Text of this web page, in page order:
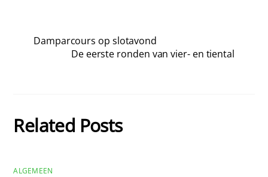
Damparcours op slotavond
De eerste ronden van vier- en tiental
Related Posts
ALGEMEEN